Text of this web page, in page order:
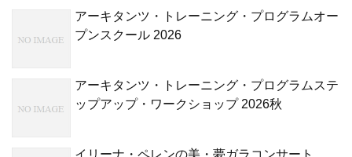
アーキタンツ・トレーニング・プログラムオー
プンスクール 2026
アーキタンツ・トレーニング・プログラムステ
ップアップ・ワークショップ 2026秋
イリーナ・ペレンの美・夢ガラコンサート